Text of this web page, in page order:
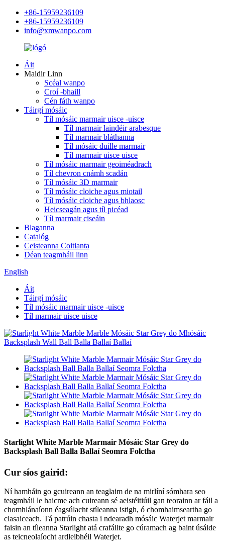
+86-15959236109
+86-15959236109
info@xmwanpo.com
Áit
Maidir Linn
Scéal wanpo
Croí -bhaill
Cén fáth wanpo
Táirgí mósáic
Tíl mósáic marmair uisce -uisce
Tíl marmair laindéir arabesque
Tíl marmair bláthanna
Tíl mósáic duille marmair
Tíl marmair uisce uisce
Tíl mósáic marmair geoiméadrach
Tíl chevron cnámh scadán
Tíl mósáic 3D marmair
Tíl mósáic cloiche agus miotail
Tíl mósáic cloiche agus bhlaosc
Heicseagán agus tíl picéad
Tíl marmair ciseáin
Blaganna
Catalóg
Ceisteanna Coitianta
Déan teagmháil linn
English
Áit
Táirgí mósáic
Tíl mósáic marmair uisce -uisce
Tíl marmair uisce uisce
Starlight White Marble Marmair Mósáic Star Grey do
Backsplash Ball Balla Ballaí Seomra Folctha
Cur síos gairid:
Ní hamháin go gcuireann an teaglaim de na mirlíní sómhara seo
teagmháil le haicme ach cuireann sé aeistéitiúil gan teorainn ar fáil a
chomhlánaíonn éagsúlacht stíleanna istigh, ó chomhaimseartha go
clasaiceach. Tá patrúin chasta i ndearadh mósáic Waterjet marmair
faisin an tíleanna Starlight atá crafáilte go cúramach ag baint úsáide
as teicneolaíocht ardleibhéil Waterjet.